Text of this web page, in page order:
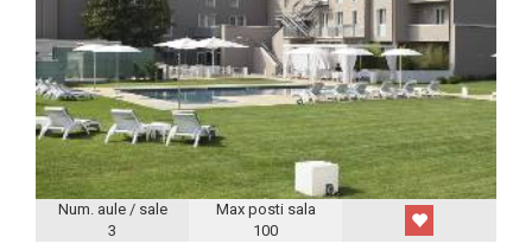
Num. aule / sale
3
Max posti sala
100